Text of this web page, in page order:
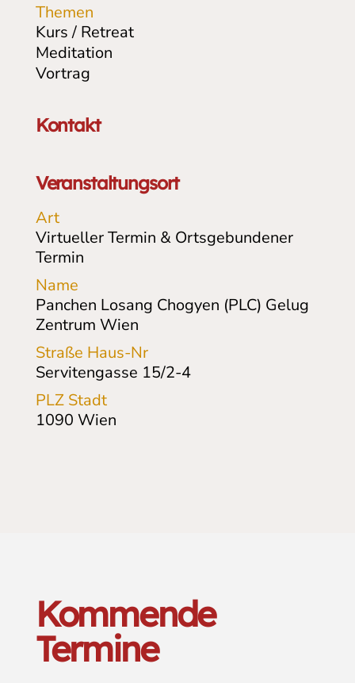
Themen
Kurs / Retreat
Meditation
Vortrag
Kontakt
Veranstaltungsort
Art
Virtueller Termin & Ortsgebundener
Termin
Name
Panchen Losang Chogyen (PLC) Gelug
Zentrum Wien
Straße Haus-Nr
Servitengasse 15/2-4
PLZ Stadt
1090 Wien
Kommende
Termine